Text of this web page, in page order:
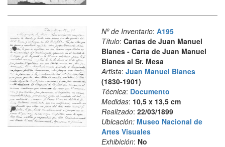
Nº de Inventario: A195
Título: Cartas de Juan Manuel
Blanes - Carta de Juan Manuel
Blanes al Sr. Mesa
Artista: Juan Manuel Blanes
(1830-1901)
Técnica: Documento
Medidas: 10,5 x 13,5 cm
Realizado: 22/03/1899
Ubicación: Museo Nacional de
Artes Visuales
Exhibición: No